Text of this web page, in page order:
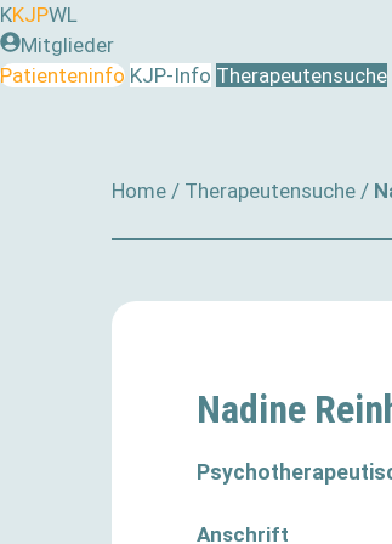
Zum
Inhalt
springen
KKJPWL
Mitglieder
Patienteninfo KJP-Info Therapeutensuche
Home / Therapeutensuche /
Nadine
Anschrift